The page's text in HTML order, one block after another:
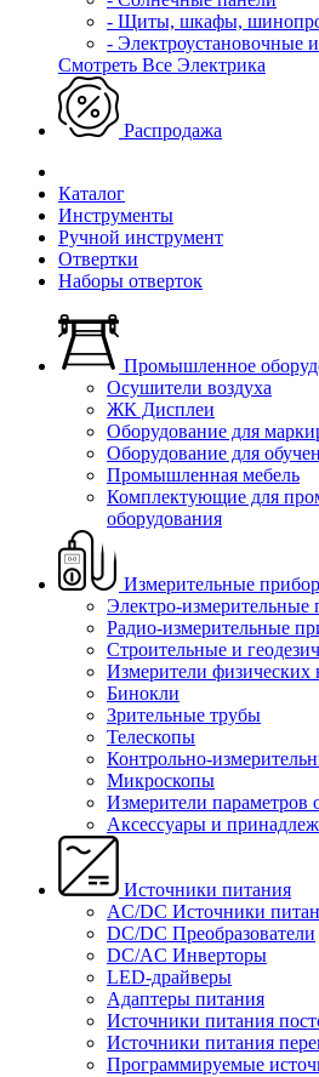
- Щиты, шкафы,
- Электроустановочные
Смотреть Все Электрика
Распродажа
Каталог
Инструменты
Ручной инструмент
Отвертки
Наборы отверток
Промышленное
Осушители воздуха
ЖК Дисплеи
Оборудование для
Оборудование для
Промышленная мебель
Комплектующие для
оборудования
Измерительные
Электро-измерительные
Радио-измерительные
Строительные и
Измерители физических
Бинокли
Зрительные трубы
Телескопы
Контрольно-
Микроскопы
Измерители
Аксессуары и
Источники питания
AC/DC Источники
DC/DC Преобразователи
DC/AC Инверторы
LED-драйверы
Адаптеры питания
Источники питания
Источники питания
Программируемые